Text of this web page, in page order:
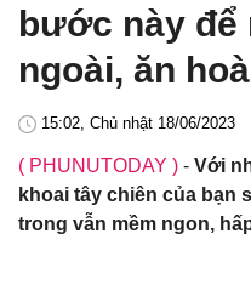
bước này để
ngoài, ăn
15:02, Chủ nhật 18/06/2023
( PHUNUTODAY ) - Với
khoai tây chiên của bạn
trong vẫn mềm ngon,